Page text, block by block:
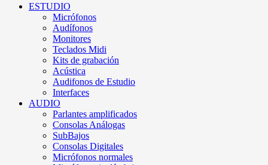
ESTUDIO
Micrófonos
Audífonos
Monitores
Teclados Midi
Kits de grabación
Acústica
Audifonos de Estudio
Interfaces
AUDIO
Parlantes amplificados
Consolas Análogas
SubBajos
Consolas Digitales
Micrófonos normales